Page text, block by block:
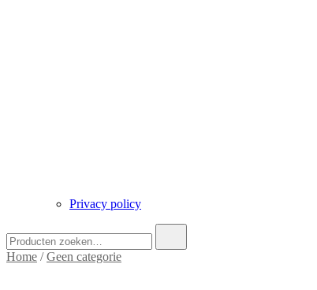
Privacy policy
naar:
Home /Geen categorie